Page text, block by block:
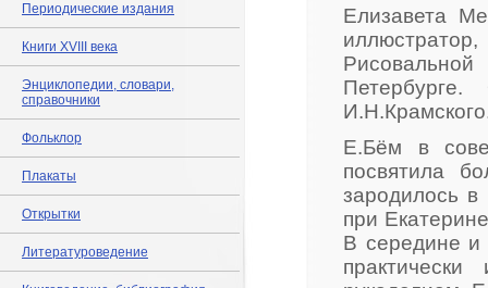
Периодические издания
Книги XVIII века
Энциклопедии, словари,
справочники
Фольклор
Плакаты
Открытки
Литературоведение
Елизавета
Е.Бём в
посвятила
зародилось
при
В середине и